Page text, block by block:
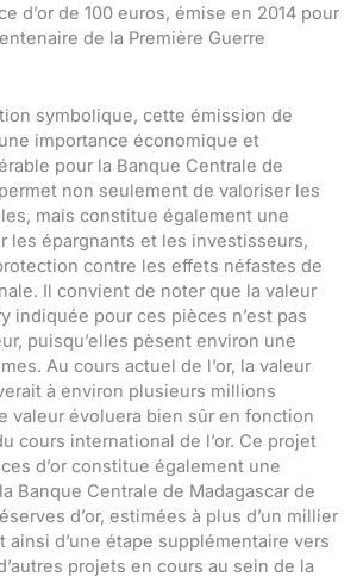
d’or de 100 euros, émise en 2014 pour
de la Première Guerre
symbolique, cette émission de
importance économique et
pour la Banque Centrale de
non seulement de valoriser les
mais constitue également une
les épargnants et les investisseurs,
contre les effets néfastes de
Il convient de noter que la valeur
indiquée pour ces pièces n’est pas
puisqu’elles pèsent environ une
Au cours actuel de l’or, la valeur
à environ plusieurs millions
valeur évoluera bien sûr en fonction
cours international de l’or. Ce projet
d’or constitue également une
Banque Centrale de Madagascar de
d’or, estimées à plus d’un millier
ainsi d’une étape supplémentaire vers
projets en cours au sein de la